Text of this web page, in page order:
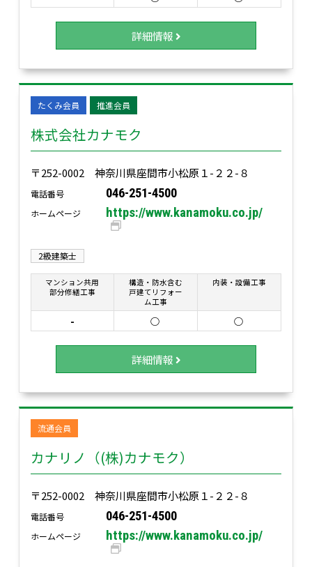
詳細情報
株式会社カナモク
たくみ会員 推進会員
〒252-0002 神奈川県座間市小松原１-２２-８
電話番号 046-251-4500
ホームページ https://www.kanamoku.co.jp/
2級建築士
マンション共用
部分修繕工事
構造・防水含む
戸建てリフォー
ム工事
内装・設備工事
- ○ ○
詳細情報
カナリノ（(株)カナモク）
流通会員
〒252-0002 神奈川県座間市小松原１-２２-８
電話番号 046-251-4500
ホームページ https://www.kanamoku.co.jp/